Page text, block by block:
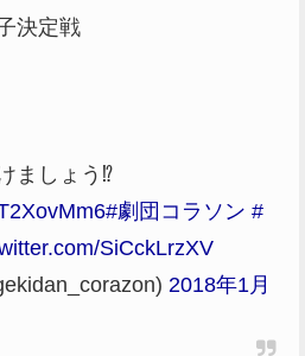
決定戦
ましょう⁉︎
#劇団コラソン #
SiCckLrzXV
2018年1月